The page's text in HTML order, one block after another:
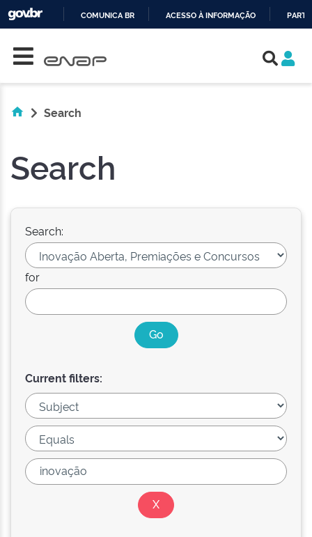
COMUNICA BR ACESSO À INFORMAÇÃO
Search
Search
Search:
for
Current filters: